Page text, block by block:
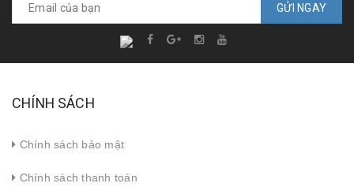
GỬI NGAY
CHÍNH SÁCH
Chính sách bảo mật
Chính sách thanh toán